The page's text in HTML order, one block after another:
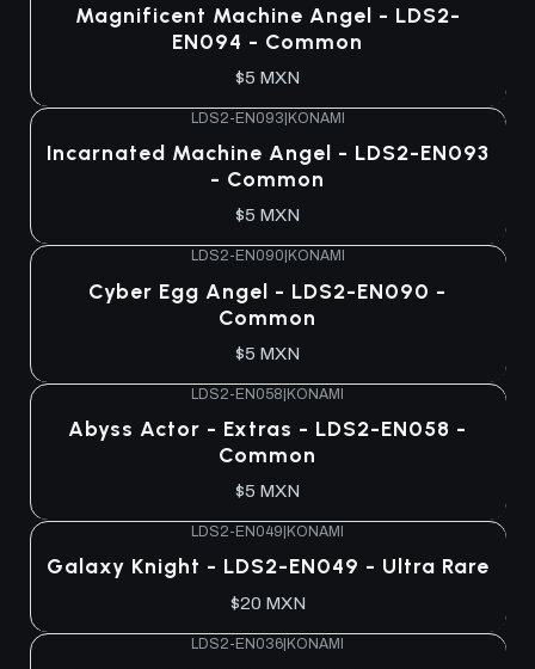
Magnificent Machine Angel - LDS2-
EN094 - Common
$5 MXN
LDS2-EN093 KONAMI
Incarnated Machine Angel - LDS2-EN093
- Common
$5 MXN
LDS2-EN090 KONAMI
Cyber Egg Angel - LDS2-EN090 -
Common
$5 MXN
LDS2-EN058|KONAMI
Abyss Actor - Extras - LDS2-EN058 -
Common
$5 MXN
LDS2-EN049 KONAMI
Galaxy Knight - LDS2-EN049 - Ultra Rare
$20 MXN
LDS2-EN036|KONAMI